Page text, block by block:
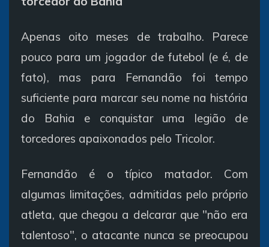
Apenas oito meses de trabalho. Parece
pouco para um jogador de futebol (e é, de
fato), mas para Fernandão foi tempo
suficiente para marcar seu nome na história
do Bahia e conquistar uma legião de
torcedores apaixonados pelo Tricolor.
Fernandão é o típico matador. Com
algumas limitações, admitidas pelo próprio
atleta, que chegou a delcarar que "não era
talentoso", o atacante nunca se preocupou